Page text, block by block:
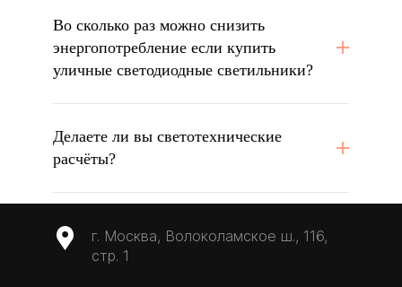
Во сколько раз можно снизить
энергопотребление если купить
уличные светодиодные светильники?
Делаете ли вы светотехнические
расчёты?
г. Москва, Волоколамское ш., 116,
стр. 1